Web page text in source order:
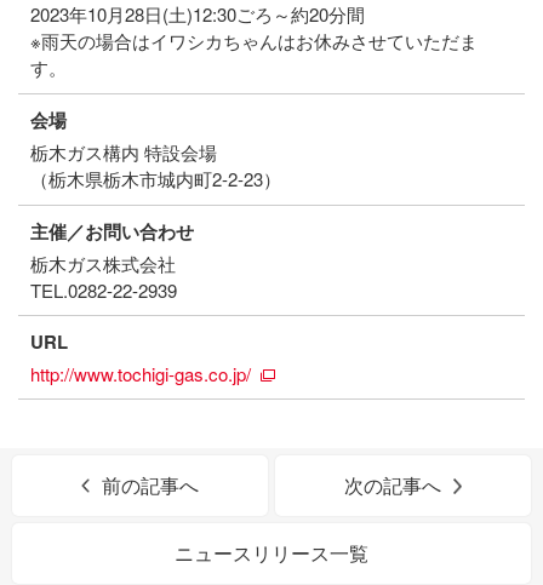
2023年10月28日(土)12:30ごろ～約20分間
※雨天の場合はイワシカちゃんはお休みさせていただま
す。
会場
栃木ガス構内 特設会場
（栃木県栃木市城内町2-2-23）
主催／お問い合わせ
栃木ガス株式会社
TEL.0282-22-2939
URL
http://www.tochigi-gas.co.jp/
前の記事へ 次の記事へ
ニュースリリース一覧